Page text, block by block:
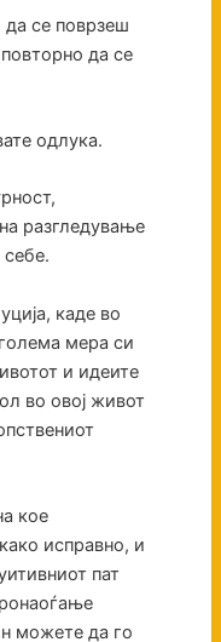
да се поврзеш
да се
одлука.
разгледување
каде во
мера си
и идеите
во овој живот
кое
исправно, и
пат
можете да го